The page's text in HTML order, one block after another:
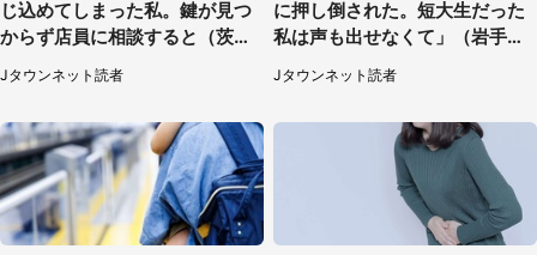
じ込めてしまった私。鍵が見つ
からず店員に相談すると（茨城
県・50代女性）
Jタウンネット読者
に押し倒された。短大生だった
私は声も出せなくて」（岩手
県・50代女性）
Jタウンネット読者